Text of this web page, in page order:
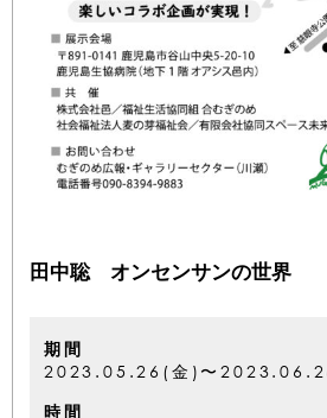
田中聡 オンセンサンの世界
期間
2023.05.26(金)〜
時間